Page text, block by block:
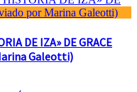
DE IZA» DE GRACE
Galeotti)